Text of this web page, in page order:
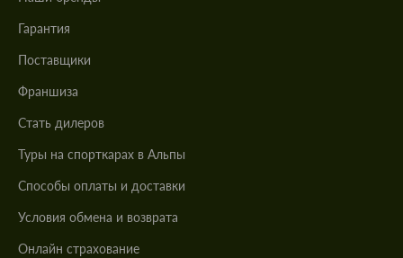
Гарантия
Поставщики
Франшиза
Стать дилеров
Туры на спорткарах в Альпы
Cпособы оплаты и доставки
Условия обмена и возврата
Онлайн страхование